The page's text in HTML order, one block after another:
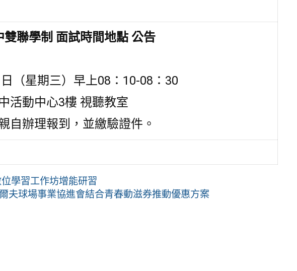
雙聯學制 面試時間地點 公告
（星期三）早上08：10-08：30
活動中心3樓 視聽教室
自辦理報到，並繳驗證件。
學習工作坊增能研習
夫球場事業協進會結合青春動滋券推動優惠方案